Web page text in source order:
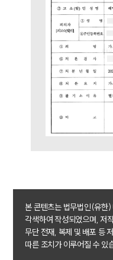
본 콘텐츠는 법무법인(유한
각색하여 작성되었으며, 저
무단 전재, 복제 및 배포 등
따른 조치가 이루어질 수 있